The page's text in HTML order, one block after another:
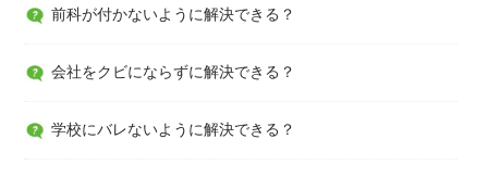
前科が付かないように解決できる？
会社をクビにならずに解決できる？
学校にバレないように解決できる？